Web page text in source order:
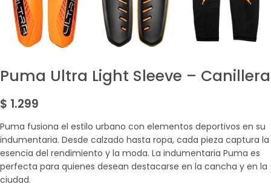
Puma Ultra Light Sleeve – Canillera
$ 1.299
Puma fusiona el estilo urbano con elementos deportivos en su
indumentaria. Desde calzado hasta ropa, cada pieza captura la
esencia del rendimiento y la moda. La indumentaria Puma es
perfecta para quienes desean destacarse en la cancha y en la
ciudad.